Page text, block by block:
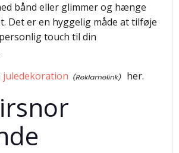
bånd eller glimmer og hænge
Det er en hyggelig måde at tilføje
touch til din
juledekoration her.